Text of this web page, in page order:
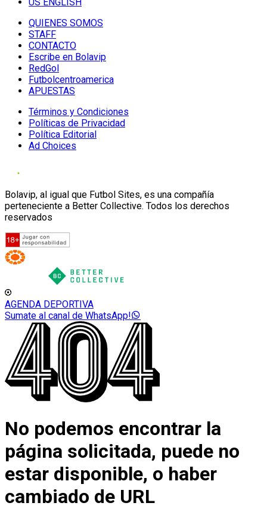
QUIENES SOMOS
STAFF
CONTACTO
Escribe en Bolavip
RedGol
Futbolcentroamerica
APUESTAS
Términos y Condiciones
Políticas de Privacidad
Política Editorial
Ad Choices
Bolavip, al igual que Futbol Sites, es una compañía
perteneciente a Better Collective. Todos los derechos
reservados
AGENDA DEPORTIVA
Sumate al canal de WhatsApp!
No podemos encontrar la
página solicitada, puede no
estar disponible, o haber
cambiado de URL